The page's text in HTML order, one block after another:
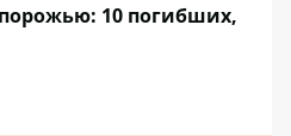
10 погибших,